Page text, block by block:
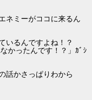
ネミーがココに来るん
いるんですよね！？
ったんです！？」ｶﾞｼ
話かさっぱりわから